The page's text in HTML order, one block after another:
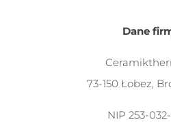
Dane
73-150 Łobez,
NIP 253-